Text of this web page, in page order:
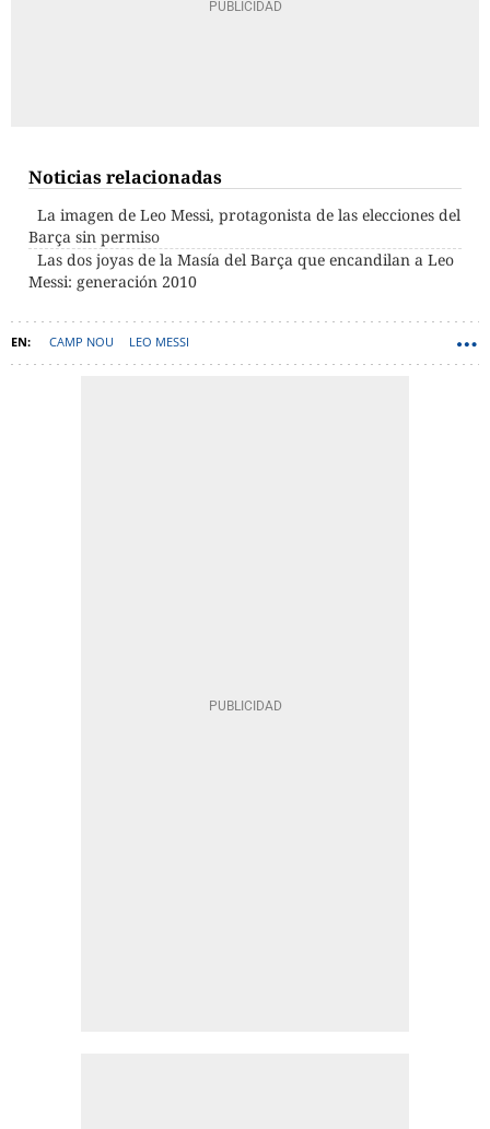
Noticias relacionadas
La imagen de Leo Messi, protagonista de las elecciones del
Barça sin permiso
Las dos joyas de la Masía del Barça que encandilan a Leo
Messi: generación 2010
CAMP NOU LEO MESSI